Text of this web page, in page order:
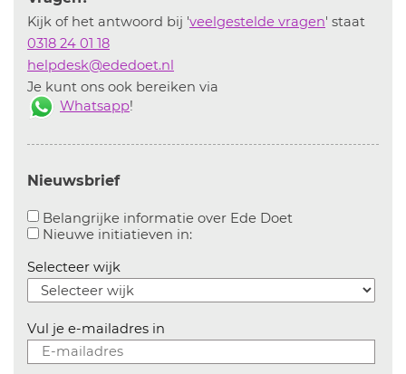
Kijk of het antwoord bij 'veelgestelde vragen' staat
0318 24 01 18
helpdesk@ededoet.nl
Je kunt ons ook bereiken via
Whatsapp!
Nieuwsbrief
Belangrijke informatie over Ede Doet
Nieuwe initiatieven in:Aanvinken om informatie over
Selecteer wijk
Vul je e-mailadres in